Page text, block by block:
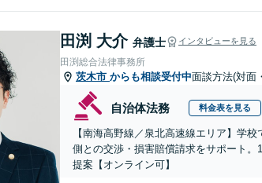
田渕 大介 弁護士 インタビューを見る
田渕総合法律事務所
茨木市 からも相談受付中面談方法(対面
自治体法務 料金表を見る
【南海高野線／泉北高速線エリア】学
側との交渉・損害賠償請求をサポート
提案【オンライン可】